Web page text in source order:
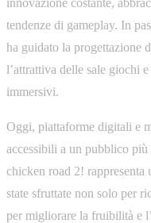
tendenze di gameplay. In
ha guidato la progettazione
l’attrattiva delle sale giochi
immersivi.
Oggi, piattaforme digitali e
accessibili a un pubblico
chicken road 2! rappresenta
state sfruttate non solo per
per migliorare la fruibilità e